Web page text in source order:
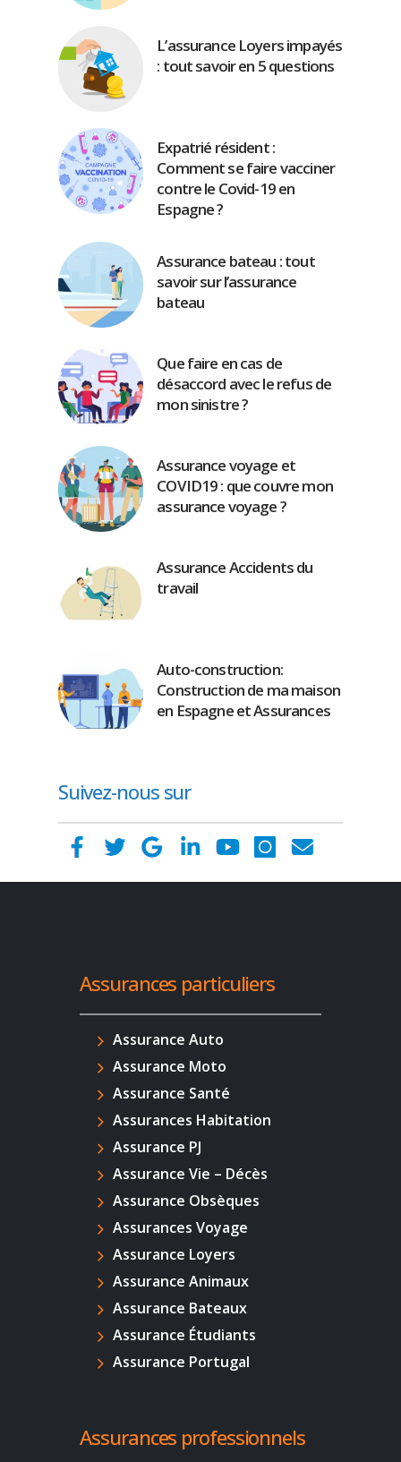
L’assurance Loyers impayés
: tout savoir en 5 questions
Expatrié résident :
Comment se faire vacciner
contre le Covid-19 en
Espagne ?
Assurance bateau : tout
savoir sur l’assurance
bateau
Que faire en cas de
désaccord avec le refus de
mon sinistre ?
Assurance voyage et
COVID19 : que couvre mon
assurance voyage ?
Assurance Accidents du
travail
Auto-construction:
Construction de ma maison
en Espagne et Assurances
Suivez-nous sur
Assurances particuliers
Assurance Auto
Assurance Moto
Assurance Santé
Assurances Habitation
Assurance PJ
Assurance Vie – Décès
Assurance Obsèques
Assurances Voyage
Assurance Loyers
Assurance Animaux
Assurance Bateaux
Assurance Étudiants
Assurance Portugal
Assurances professionnels